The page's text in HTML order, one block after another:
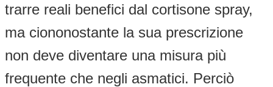
trarre reali benefici dal cortisone spray,
ma ciononostante la sua prescrizione
non deve diventare una misura più
frequente che negli asmatici. Perciò